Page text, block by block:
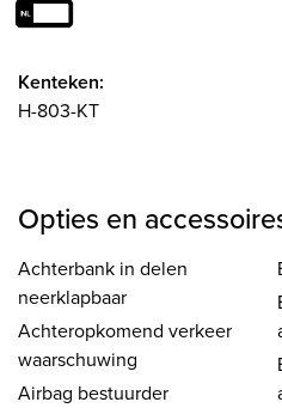
Kenteken:
H-803-KT
Opties en
Achterbank in delen
neerklapbaar
Achteropkomend verkeer
waarschuwing
Airbag bestuurder